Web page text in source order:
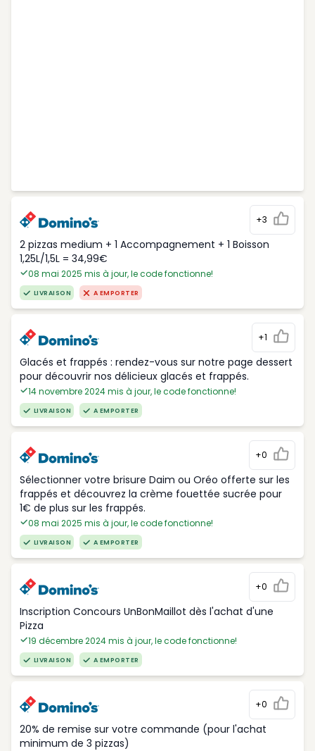
+3
2 pizzas medium + 1 Accompagnement + 1 Boisson
1,25L/1,5L = 34,99€
08 mai 2025 mis à jour, le code fonctionne!
LIVRAISON A EMPORTER
+1
Glacés et frappés : rendez-vous sur notre page dessert
pour découvrir nos délicieux glacés et frappés.
14 novembre 2024 mis à jour, le code fonctionne!
LIVRAISON A EMPORTER
+0
Sélectionner votre brisure Daim ou Oréo offerte sur les
frappés et découvrez la crème fouettée sucrée pour
1€ de plus sur les frappés.
08 mai 2025 mis à jour, le code fonctionne!
LIVRAISON A EMPORTER
+0
Inscription Concours UnBonMaillot dès l'achat d'une
Pizza
19 décembre 2024 mis à jour, le code fonctionne!
LIVRAISON A EMPORTER
+0
20% de remise sur votre commande (pour l'achat
minimum de 3 pizzas)